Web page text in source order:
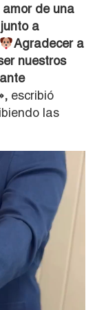
de una
a
Agradecer a
nuestros
escribió
las